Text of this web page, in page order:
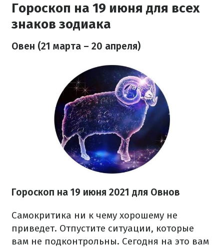
Гороскоп на 19 июня для всех
знаков зодиака
Овен (21 марта – 20 апреля)
Гороскоп на 19 июня 2021 для Овнов
Самокритика ни к чему хорошему не
приведет. Отпустите ситуации, которые
вам не подконтрольны. Сегодня на это вам